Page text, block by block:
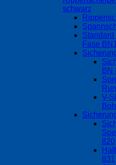
schwarz
Fase
BN
V-
820
831